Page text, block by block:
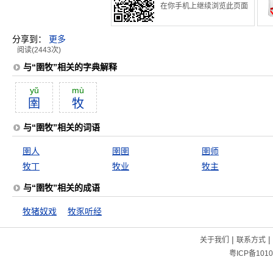
在你手机上继续浏览此页面
分享到： 更多
阅读(2443次)
与“圉牧”相关的字典解释
yŭ
圉
mù
牧
与“圉牧”相关的词语
圉人 圉圉
圉师
牧丁
牧业 牧主
与“圉牧”相关的成语
牧猪奴戏 牧豕听经
关于我们 | 联系方式|
粤ICP备